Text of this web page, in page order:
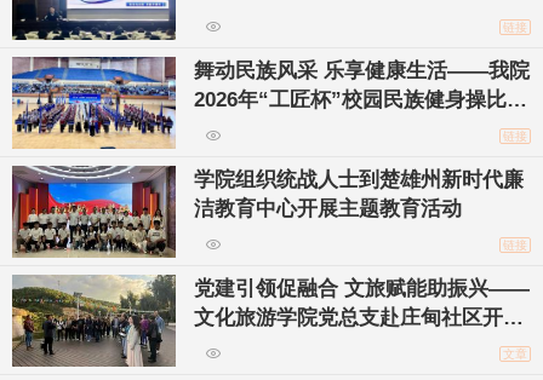
链接
舞动民族风采 乐享健康生活——我院
2026年“工匠杯”校园民族健身操比赛
顺利举办
链接
学院组织统战人士到楚雄州新时代廉
洁教育中心开展主题教育活动
链接
党建引领促融合 文旅赋能助振兴——
文化旅游学院党总支赴庄甸社区开展
主题党日活动
文章